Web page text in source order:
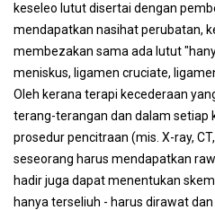
keseleo lutut disertai dengan
mendapatkan nasihat perubatan,
membezakan sama ada lutut
meniskus, ligamen cruciate,
Oleh kerana terapi kecederaan
terang-terangan dan dalam setiap
prosedur pencitraan (mis. X-ray,
seseorang harus mendapatkan
hadir juga dapat menentukan
hanya terseliuh - harus dirawat